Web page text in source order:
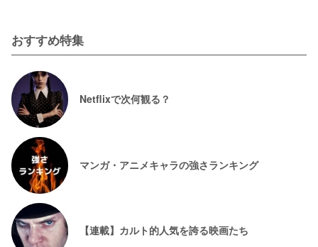
おすすめ特集
Netflixで次何観る？
マンガ・アニメキャラの強さランキング
【連載】カルト的人気を誇る映画たち